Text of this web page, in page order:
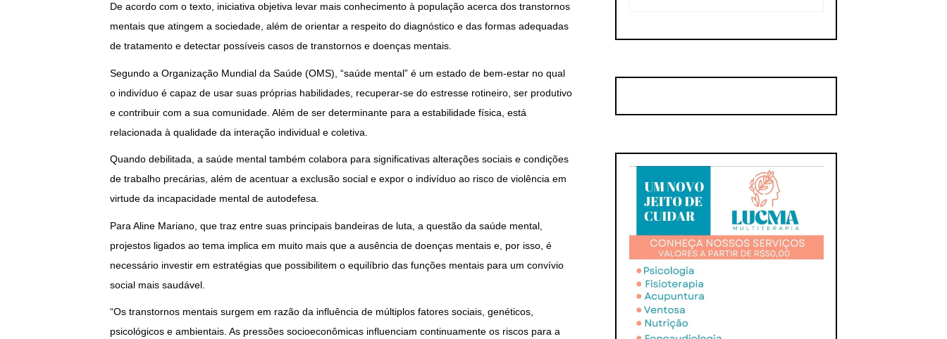
De acordo com o texto, iniciativa objetiva levar mais conhecimento à população acerca dos transtornos
mentais que atingem a sociedade, além de orientar a respeito do diagnóstico e das formas adequadas
de tratamento e detectar possíveis casos de transtornos e doenças mentais.
Segundo a Organização Mundial da Saúde (OMS), “saúde mental” é um estado de bem-estar no qual
o indivíduo é capaz de usar suas próprias habilidades, recuperar-se do estresse rotineiro, ser produtivo
e contribuir com a sua comunidade. Além de ser determinante para a estabilidade física, está
relacionada à qualidade da interação individual e coletiva.
Quando debilitada, a saúde mental também colabora para significativas alterações sociais e condições
de trabalho precárias, além de acentuar a exclusão social e expor o indivíduo ao risco de violência em
virtude da incapacidade mental de autodefesa.
Para Aline Mariano, que traz entre suas principais bandeiras de luta, a questão da saúde mental,
projestos ligados ao tema implica em muito mais que a ausência de doenças mentais e, por isso, é
necessário investir em estratégias que possibilitem o equilíbrio das funções mentais para um convívio
social mais saudável.
“Os transtornos mentais surgem em razão da influência de múltiplos fatores sociais, genéticos,
psicológicos e ambientais. As pressões socioeconômicas influenciam continuamente os riscos para a